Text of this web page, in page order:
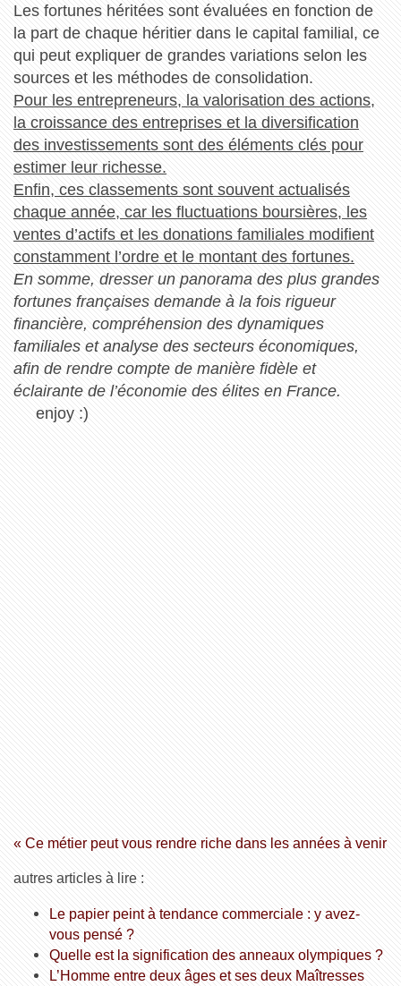
Les fortunes héritées sont évaluées en fonction de
la part de chaque héritier dans le capital familial, ce
qui peut expliquer de grandes variations selon les
sources et les méthodes de consolidation.
Pour les entrepreneurs, la valorisation des actions,
la croissance des entreprises et la diversification
des investissements sont des éléments clés pour
estimer leur richesse.
Enfin, ces classements sont souvent actualisés
chaque année, car les fluctuations boursières, les
ventes d’actifs et les donations familiales modifient
constamment l’ordre et le montant des fortunes.
En somme, dresser un panorama des plus grandes
fortunes françaises demande à la fois rigueur
financière, compréhension des dynamiques
familiales et analyse des secteurs économiques,
afin de rendre compte de manière fidèle et
éclairante de l’économie des élites en France.
enjoy :)
« Ce métier peut vous rendre riche dans les années à venir
autres articles à lire :
Le papier peint à tendance commerciale : y avez-
vous pensé ?
Quelle est la signification des anneaux olympiques ?
L’Homme entre deux âges et ses deux Maîtresses